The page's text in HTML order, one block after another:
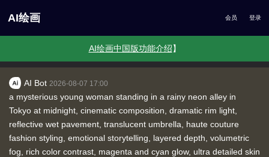
AI绘画 会员 登录
AI绘画中国版功能介绍】
AI Bot 2026-08-07 17:00
a mysterious young woman standing in a rainy neon alley in
Tokyo at midnight, cinematic composition, dramatic rim light,
reflective wet pavement, translucent umbrella, haute couture
fashion styling, emotional storytelling, layered depth, volumetric
fog, rich color contrast, magenta and cyan glow, ultra detailed skin